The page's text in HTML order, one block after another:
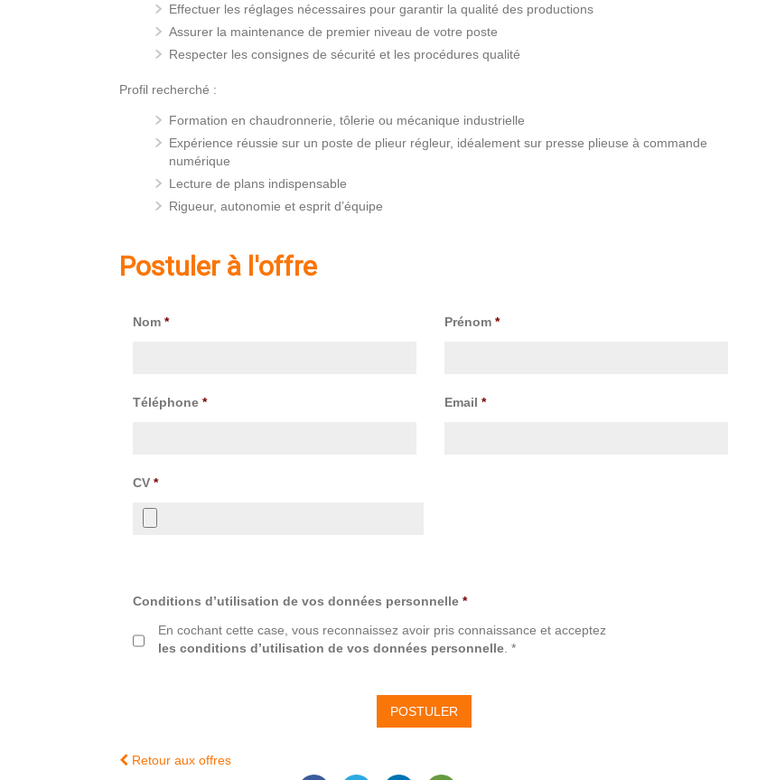
Effectuer les réglages nécessaires pour garantir la qualité des productions
Assurer la maintenance de premier niveau de votre poste
Respecter les consignes de sécurité et les procédures qualité
Profil recherché :
Formation en chaudronnerie, tôlerie ou mécanique industrielle
Expérience réussie sur un poste de plieur régleur, idéalement sur presse plieuse à commande
numérique
Lecture de plans indispensable
Rigueur, autonomie et esprit d’équipe
Postuler à l'offre
Nom * Prénom *
Téléphone * Email *
CV *
Conditions d’utilisation de vos données personnelle *
En cochant cette case, vous reconnaissez avoir pris connaissance et acceptez
les conditions d’utilisation de vos données personnelle . *
Retour aux offres